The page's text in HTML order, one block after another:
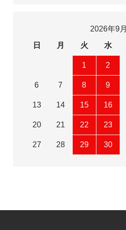
2026年9月
日
月 火 水
1 2
6 7 8 9
13 14 15 16
20 21 22 23
27 28 29 30